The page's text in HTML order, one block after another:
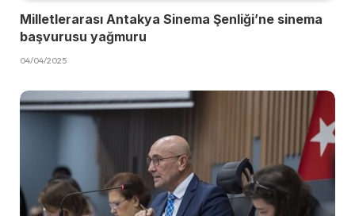
Milletlerarası Antakya Sinema Şenliği’ne sinema
başvurusu yağmuru
04/04/2025